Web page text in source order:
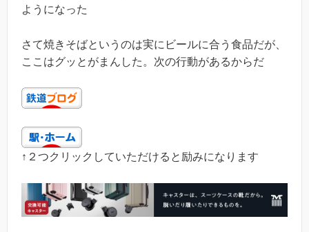
ようになった
さて焼きそばというのは実にビールに合う食品だが、
ここはグッとがまんした。次の行動があるからだ
↑２つクリックしていただけると励みになります